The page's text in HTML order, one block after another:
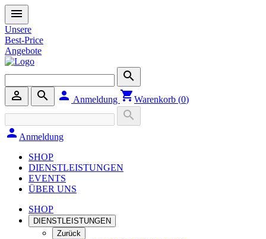
menu
Unsere
Best-Price
Angebote
search
person_outline
search person Anmeldung shopping_cartWarenkorb (0)
search
person Anmeldung
SHOP
DIENSTLEISTUNGEN
EVENTS
ÜBER UNS
SHOP
DIENSTLEISTUNGEN
Zurück